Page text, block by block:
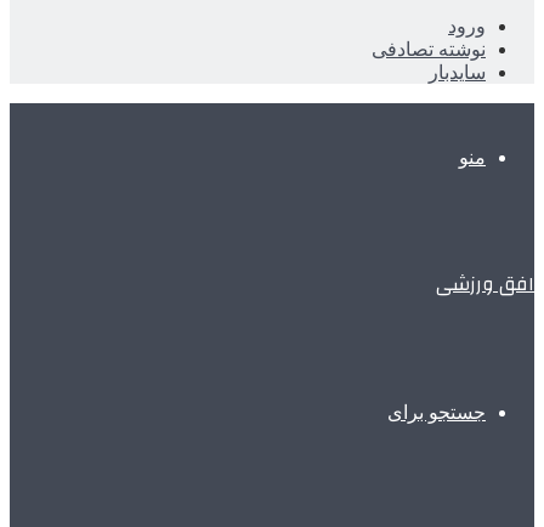
ورود
نوشته تصادفی
سایدبار
منو
افق ورزشی
جستجو برای